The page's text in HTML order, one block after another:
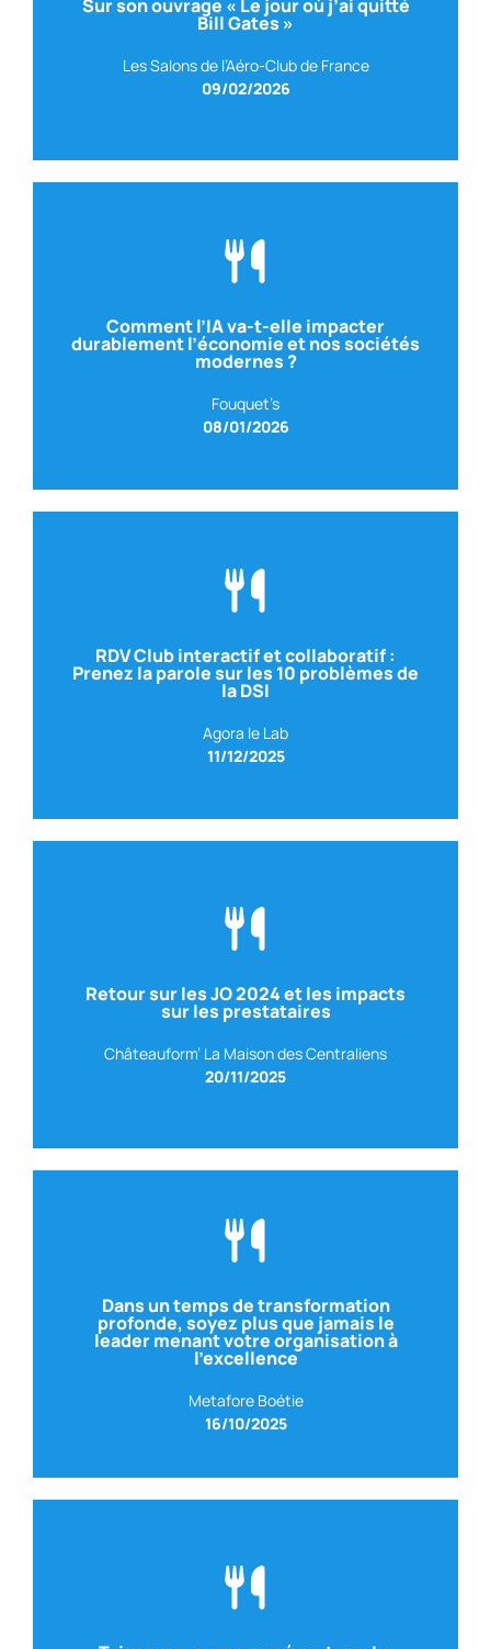
Sur son ouvrage « Le jour où j’ai quitté
Bill Gates »
Les Salons de l’Aéro-Club de France
09/02/2026
Avec Christophe AULNETTE
Ancien Président de Microsoft France et Auteur
Comment l’IA va-t-elle impacter
durablement l’économie et nos sociétés
modernes ?
Fouquet’s
08/01/2026
Avec Martial YOU
RTL– Rédacteur en chef du service économie
RDV Club interactif et collaboratif :
Prenez la parole sur les 10 problèmes de
la DSI
Agora le Lab
11/12/2025
Retour sur les JO 2024 et les impacts
sur les prestataires
Châteauform’ La Maison des Centraliens
20/11/2025
Avec Franz REGUL
BPI FRANCE– Directeur de la Sécurité des
Systèmes d’Information
Dans un temps de transformation
profonde, soyez plus que jamais le
leader menant votre organisation à
l’excellence
Metafore Boétie
16/10/2025
Avec Debora O’HANA
– Éditorialiste à L’Express Education et
L’Express Connect